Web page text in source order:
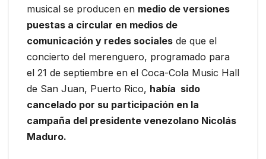
musical se producen en medio de versiones
puestas a circular en medios de
comunicación y redes sociales de que el
concierto del merenguero, programado para
el 21 de septiembre en el Coca-Cola Music Hall
de San Juan, Puerto Rico, había sido
cancelado por su participación en la
campaña del presidente venezolano Nicolás
Maduro.